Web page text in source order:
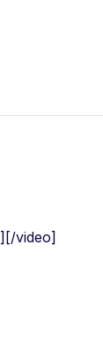
][/video]